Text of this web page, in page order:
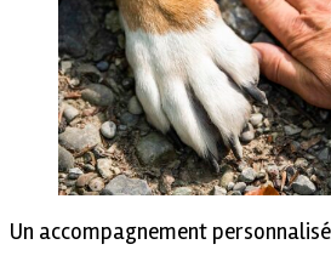
Un accompagnement